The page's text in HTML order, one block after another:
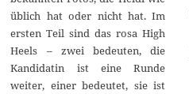
üblich hat oder nicht hat. Im
ersten Teil sind das rosa High
Heels – zwei bedeuten, die
Kandidatin ist eine Runde
weiter, einer bedeutet, sie ist